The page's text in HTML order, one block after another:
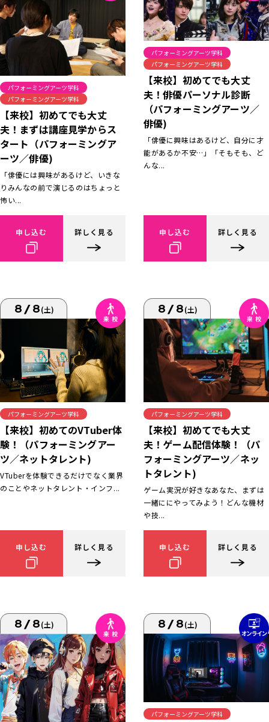
パフォーミングアーツ学科
パフォーミングアーツ学科
【来校】初めてでも大丈
夫！まずは講座見学からス
タート（パフォーミングア
ーツ／俳優)
「俳優には興味があるけど、いきな
りみんなの前で演じるのはちょっと
怖い...
申し込む 詳しく見る
パフォーミングアーツ学科
パフォーミングアーツ学科
【来校】初めてでも大丈
夫！俳優パーソナル診断
（パフォーミングアーツ／
俳優)
「俳優に興味はあるけど、自分に才
能があるか不安…」「そもそも、ど
んな...
申し込む 詳しく見る
8/8(土)
パフォーミングアーツ学科
【来校】初めてのVTuber体
験！（パフォーミングアー
ツ／ネットタレント)
VTuberを体験できるだけでなく業界
のことやネットタレント・インフ...
申し込む 詳しく見る
8/8(土)
パフォーミングアーツ学科
【来校】初めてでも大丈
夫！ゲーム配信体験！（パ
フォーミングアーツ／ネッ
トタレント)
ゲーム実況が好きなあなた、まずは
一緒ににやってみよう！どんな機材
や技...
申し込む 詳しく見る
8/8(土) 8/8(土)
パフォーミングアーツ学科